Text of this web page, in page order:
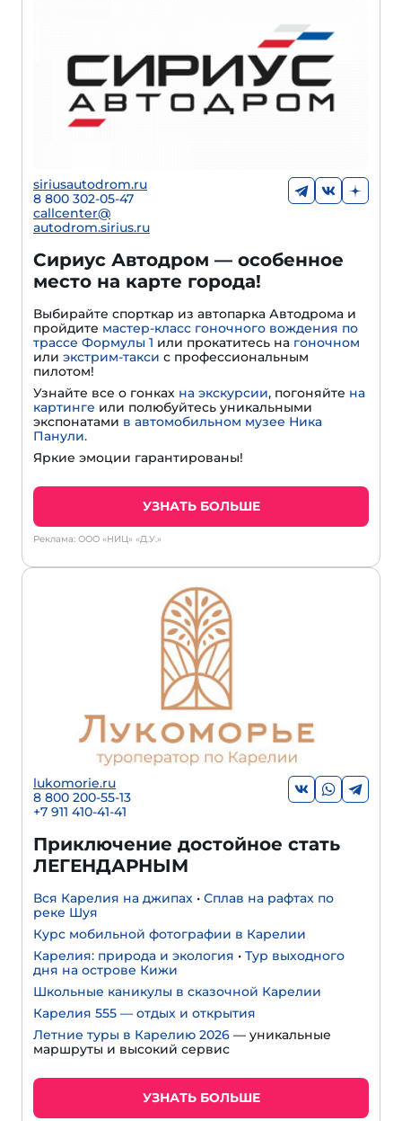
siriusautodrom.ru
8 800 302-05-47
callcenter@
autodrom.sirius.ru
Сириус Автодром — особенное
место на карте города!
Выбирайте спорткар из автопарка Автодрома и
пройдите мастер-класс гоночного вождения по
трассе Формулы 1 или прокатитесь на гоночном
или экстрим-такси с профессиональным
пилотом!
Узнайте все о гонках на экскурсии, погоняйте на
картинге или полюбуйтесь уникальными
экспонатами в автомобильном музее Ника
Панули.
Яркие эмоции гарантированы!
УЗНАТЬ БОЛЬШЕ
Реклама: ООО «НИЦ» «Д.У.»
lukomorie.ru
8 800 200-55-13
+7 911 410-41-41
Приключение достойное стать
ЛЕГЕНДАРНЫМ
Вся Карелия на джипах • Сплав на рафтах по
реке Шуя
Курс мобильной фотографии в Карелии
Карелия: природа и экология • Тур выходного
дня на острове Кижи
Школьные каникулы в сказочной Карелии
Карелия 555 — отдых и открытия
Летние туры в Карелию 2026 — уникальные
маршруты и высокий сервис
УЗНАТЬ БОЛЬШЕ